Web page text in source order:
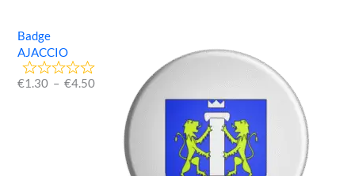
Badge
AJACCIO
€1.30 – €4.50